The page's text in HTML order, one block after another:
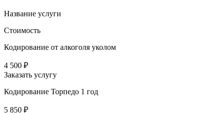
Название услуги
Стоимость
Кодирование от алкоголя уколом
4 500 ₽
Заказать услугу
Кодирование Торпедо 1 год
5 850 ₽